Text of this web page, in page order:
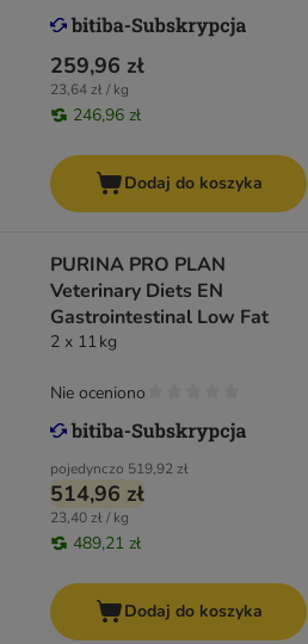
259,96 zł
23,64 zł / kg
246,96 zł
Dodaj do koszyka
PURINA PRO PLAN
Veterinary Diets EN
Gastrointestinal Low Fat
2 x 11 kg
pojedynczo 519,92 zł
514,96 zł
23,40 zł / kg
489,21 zł
Nie oceniono
Dodaj do koszyka